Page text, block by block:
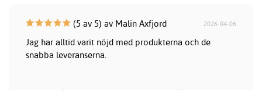
(5 av 5) av Malin Axfjord 2026-04-06
Jag har alltid varit nöjd med produkterna och de
snabba leveranserna.